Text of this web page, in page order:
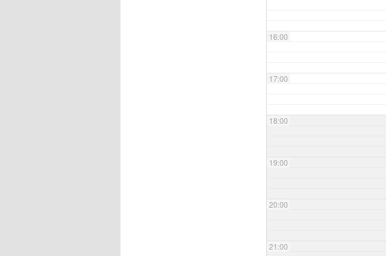
16:00
17:00
18:00
19:00
20:00
21:00